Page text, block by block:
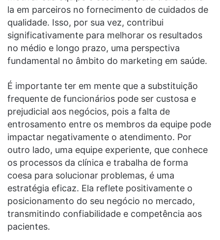
la em parceiros no fornecimento de cuidados de
qualidade. Isso, por sua vez, contribui
significativamente para melhorar os resultados
no médio e longo prazo, uma perspectiva
fundamental no âmbito do marketing em saúde.
É importante ter em mente que a substituição
frequente de funcionários pode ser custosa e
prejudicial aos negócios, pois a falta de
entrosamento entre os membros da equipe pode
impactar negativamente o atendimento. Por
outro lado, uma equipe experiente, que conhece
os processos da clínica e trabalha de forma
coesa para solucionar problemas, é uma
estratégia eficaz. Ela reflete positivamente o
posicionamento do seu negócio no mercado,
transmitindo confiabilidade e competência aos
pacientes.